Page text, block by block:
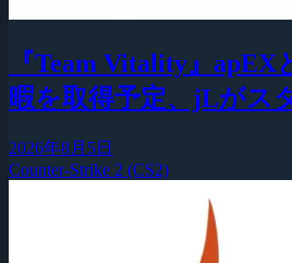
『Team Vitality』
暇を取得予定、jLがス
2026年8月5日
Counter-Strike 2 (CS2)